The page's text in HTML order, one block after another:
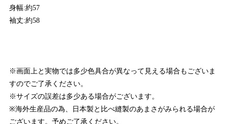
身幅:約57
袖丈:約58
※画面上と実物では多少色具合が異なって見える場合もございま
すのでご了承ください。
※サイズの誤差は多少ある場合がございます。
※海外生産品の為、日本製と比べ縫製のあまさがみられる場合が
ございます。予めご了承ください。